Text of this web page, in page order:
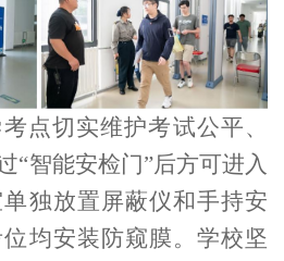
点切实维护考试公平、
“智能安检门”后方可进入
独放置屏蔽仪和手持安
均安装防窥膜。学校坚